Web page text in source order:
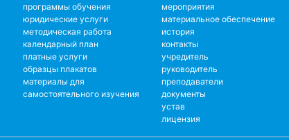
программы обучения
юридические услуги
методическая работа
календарный план
платные услуги
образцы плакатов
материалы для
самостоятельного изучения
мероприятия
материальное обеспечение
история
контакты
учредитель
руководитель
преподаватели
документы
устав
лицензия